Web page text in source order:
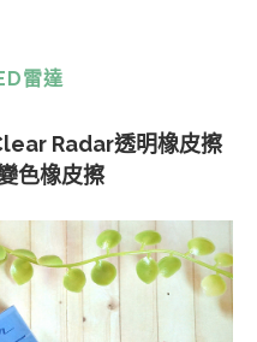
雷達
Radar透明橡皮擦
色橡皮擦